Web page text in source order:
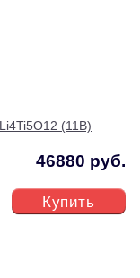
(11В)
46880 руб.
Купить